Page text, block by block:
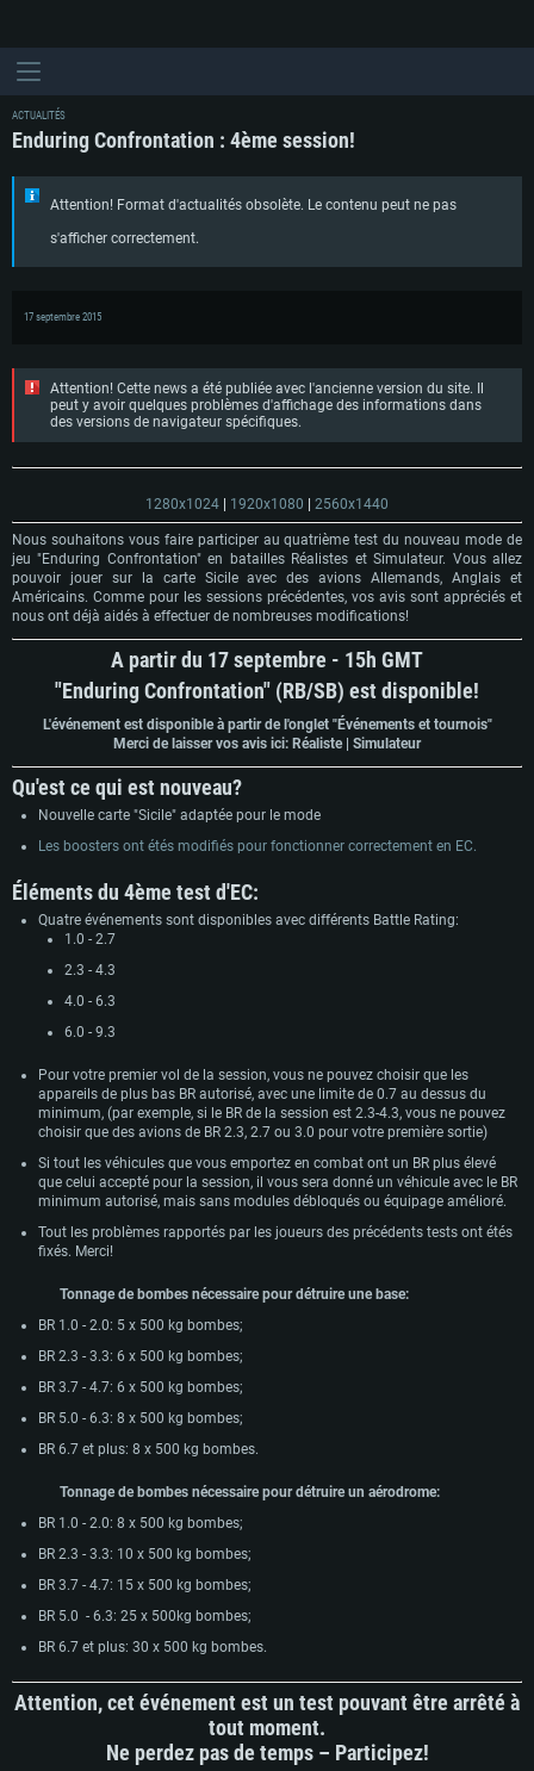
CONFIGURATION SYSTÈME REQUISE
Pour PC
Pour Linux
Minimum
OS: Windows 10 (64 bit)
Processeur: Dual-Core 2.2 GHz
Minimum
OS: Mac OS Big Sur 11.0 ou plus récent
Processeur: Core i5, minimum 2.2GHz (Les processeurs Intel Xeon ne sont
Minimum
OS: Les configurations Linux 64 bits les plus modernes
Processeur: Dual-Core 2.4 GHz
ACTUALITÉS
Enduring Confrontation : 4ème session!
Attention! Format d'actualités obsolète. Le contenu peut ne pas
s'afficher correctement.
17 septembre 2015
Attention! Cette news a été publiée avec l'ancienne version du site. Il
peut y avoir quelques problèmes d'affichage des informations dans
des versions de navigateur spécifiques.
1280x1024 1920x1080 2560x1440
Nous souhaitons vous faire participer au quatrième test du nouveau mode de
jeu "Enduring Confrontation" en batailles Réalistes et Simulateur. Vous allez
pouvoir jouer sur la carte Sicile avec des avions Allemands, Anglais et
Américains. Comme pour les sessions précédentes, vos avis sont appréciés et
nous ont déjà aidés à effectuer de nombreuses modifications!
A partir du 17 septembre - 15h GMT
"Enduring Confrontation" (RB/SB) est disponible!
L'événement est disponible à partir de l'onglet "Événements et tournois"​
Merci de laisser vos avis ici: Réaliste | Simulateur
Qu'est ce qui est nouveau?
Nouvelle carte "Sicile" adaptée pour le mode
Les boosters ont étés modifiés pour fonctionner correctement en EC.
Éléments du 4ème test d'EC:
Quatre événements sont disponibles avec différents Battle Rating:
1.0 - 2.7
2.3 - 4.3
4.0 - 6.3
6.0 - 9.3
Pour votre premier vol de la session, vous ne pouvez choisir que les
appareils de plus bas BR autorisé, avec une limite de 0.7 au dessus du
minimum, (par exemple, si le BR de la session est 2.3-4.3, vous ne pouvez
choisir que des avions de BR 2.3, 2.7 ou 3.0 pour votre première sortie)
Si tout les véhicules que vous emportez en combat ont un BR plus élevé
que celui accepté pour la session, il vous sera donné un véhicule avec le BR
minimum autorisé, mais sans modules débloqués ou équipage amélioré.
Tout les problèmes rapportés par les joueurs des précédents tests ont étés
fixés. Merci!
Tonnage de bombes nécessaire pour détruire une base:
BR 1.0 - 2.0: 5 x 500 kg bombes;
BR 2.3 - 3.3: 6 x 500 kg bombes;
BR 3.7 - 4.7: 6 x 500 kg bombes;
BR 5.0 - 6.3: 8 x 500 kg bombes;
BR 6.7 et plus: 8 x 500 kg bombes.
Tonnage de bombes nécessaire pour détruire un aérodrome:
BR 1.0 - 2.0: 8 x 500 kg bombes;
BR 2.3 - 3.3: 10 x 500 kg bombes;
BR 3.7 - 4.7: 15 x 500 kg bombes;
BR 5.0 - 6.3: 25 x 500kg bombes;
BR 6.7 et plus: 30 x 500 kg bombes.
Attention, cet événement est un test pouvant être arrêté à
tout moment.
Ne perdez pas de temps – Participez!